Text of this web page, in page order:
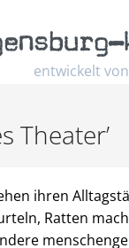
entwickelt von
–
Theater’
ihren
Ratten